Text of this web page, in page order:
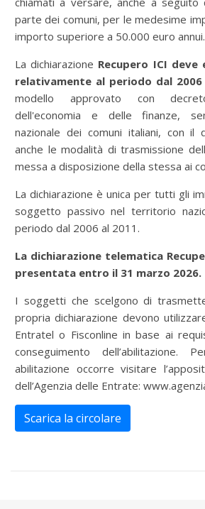
parte dei comuni, per le medesime
importo superiore a 50.000 euro annui.
La dichiarazione Recupero ICI
relativamente al periodo dal 2006
modello approvato con
dell'economia e delle finanze,
nazionale dei comuni italiani, con il
anche le modalità di trasmissione
messa a disposizione della stessa ai
La dichiarazione è unica per tutti gli
soggetto passivo nel territorio
periodo dal 2006 al 2011.
La dichiarazione telematica
presentata entro il 31 marzo 2026.
I soggetti che scelgono di
propria dichiarazione devono
Entratel o Fisconline in base ai
conseguimento dell’abilitazione.
abilitazione occorre visitare
dell’Agenzia delle Entrate:
Scarica la circolare